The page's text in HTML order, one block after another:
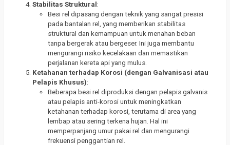
Stabilitas Struktural :
Besi rel dipasang dengan teknik yang sangat presisi
pada bantalan rel, yang memberikan stabilitas
struktural dan kemampuan untuk menahan beban
tanpa bergerak atau bergeser. Ini juga membantu
mengurangi risiko kecelakaan dan memastikan
perjalanan kereta api yang mulus.
Ketahanan terhadap Korosi (dengan Galvanisasi atau
Pelapis Khusus):
Beberapa besi rel diproduksi dengan pelapis galvanis
atau pelapis anti-korosi untuk meningkatkan
ketahanan terhadap korosi, terutama di area yang
lembap atau sering terkena hujan. Hal ini
memperpanjang umur pakai rel dan mengurangi
frekuensi penggantian rel.